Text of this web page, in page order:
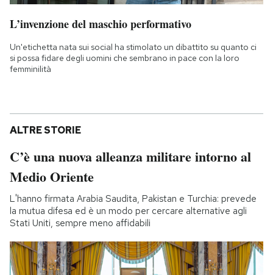
L’invenzione del maschio performativo
Un'etichetta nata sui social ha stimolato un dibattito su quanto ci
si possa fidare degli uomini che sembrano in pace con la loro
femminilità
ALTRE STORIE
C’è una nuova alleanza militare intorno al
Medio Oriente
L'hanno firmata Arabia Saudita, Pakistan e Turchia: prevede
la mutua difesa ed è un modo per cercare alternative agli
Stati Uniti, sempre meno affidabili